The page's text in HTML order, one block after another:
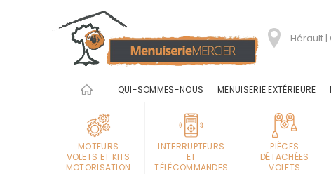
Hérault
MOTEURS
VOLETS ET KITS
MOTORISATION
INTERRUPTEURS
ET
TÉLÉCOMMANDES
PIÈCES
DÉTACHÉES
VOLETS
QUI-SOMMES-NOUS MENUISERIE EXTÉRIEURE